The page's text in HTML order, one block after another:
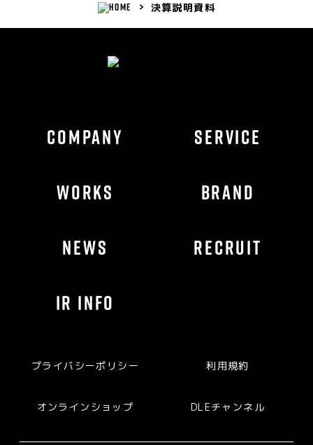
決算説明資料
COMPANY SERVICE
WORKS BRAND
NEWS RECRUIT
IR INFO
プライバシーポリシー 利用規約
オンラインショップ DLEチャンネル